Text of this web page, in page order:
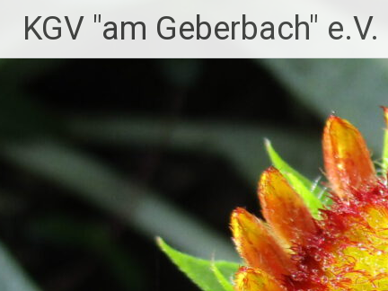
Inhalt
springen
KGV "am Geberbach" e.V.